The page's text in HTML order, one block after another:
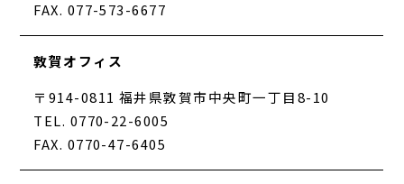
FAX. 077-573-6677
敦賀オフィス
〒914-0811 福井県敦賀市中央町一丁目8-10
TEL. 0770-22-6005
FAX. 0770-47-6405